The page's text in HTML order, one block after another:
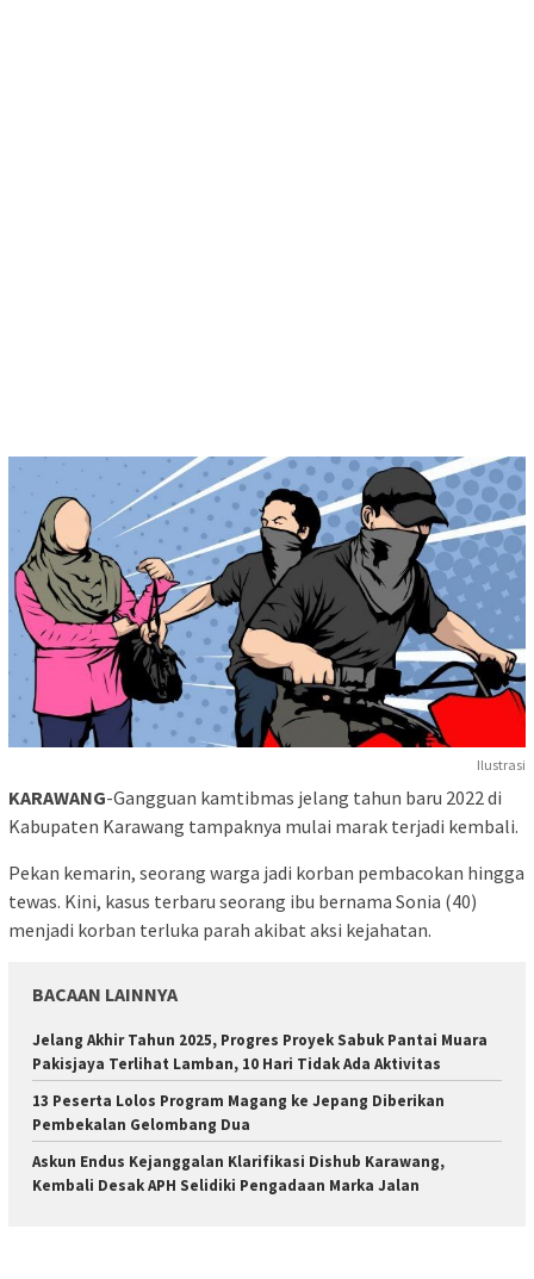
Ilustrasi
KARAWANG-Gangguan kamtibmas jelang tahun baru 2022 di
Kabupaten Karawang tampaknya mulai marak terjadi kembali.
Pekan kemarin, seorang warga jadi korban pembacokan hingga
tewas. Kini, kasus terbaru seorang ibu bernama Sonia (40)
menjadi korban terluka parah akibat aksi kejahatan.
BACAAN LAINNYA
Jelang Akhir Tahun 2025, Progres Proyek Sabuk Pantai Muara
Pakisjaya Terlihat Lamban, 10 Hari Tidak Ada Aktivitas
13 Peserta Lolos Program Magang ke Jepang Diberikan
Pembekalan Gelombang Dua
Askun Endus Kejanggalan Klarifikasi Dishub Karawang,
Kembali Desak APH Selidiki Pengadaan Marka Jalan